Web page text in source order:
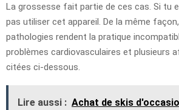
La grossesse fait partie de ces cas. Si tu
pas utiliser cet appareil. De la même
pathologies rendent la pratique
problèmes cardiovasculaires et plusieurs
citées ci-dessous.
Lire aussi : Achat de skis